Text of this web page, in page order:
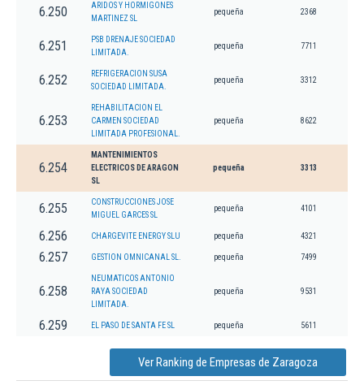
6.250
ARIDOS Y HORMIGONES
MARTINEZ SL
pequeña 2368
6.251
PSB DRENAJE SOCIEDAD
LIMITADA.
pequeña 7711
6.252
REFRIGERACION SUSA
SOCIEDAD LIMITADA.
pequeña 3312
6.253
REHABILITACION EL
CARMEN SOCIEDAD
LIMITADA PROFESIONAL.
pequeña 8622
6.254
MANTENIMIENTOS
ELECTRICOS DE ARAGON
SL
pequeña 3313
6.255
CONSTRUCCIONES JOSE
MIGUEL GARCES SL
pequeña 4101
6.256 CHARGEVITE ENERGY SLU pequeña 4321
6.257 GESTION OMNICANAL SL. pequeña 7499
6.258
NEUMATICOS ANTONIO
RAYA SOCIEDAD
LIMITADA.
pequeña 9531
6.259 EL PASO DE SANTA FE SL pequeña 5611
Ver Ranking de Empresas de Zaragoza